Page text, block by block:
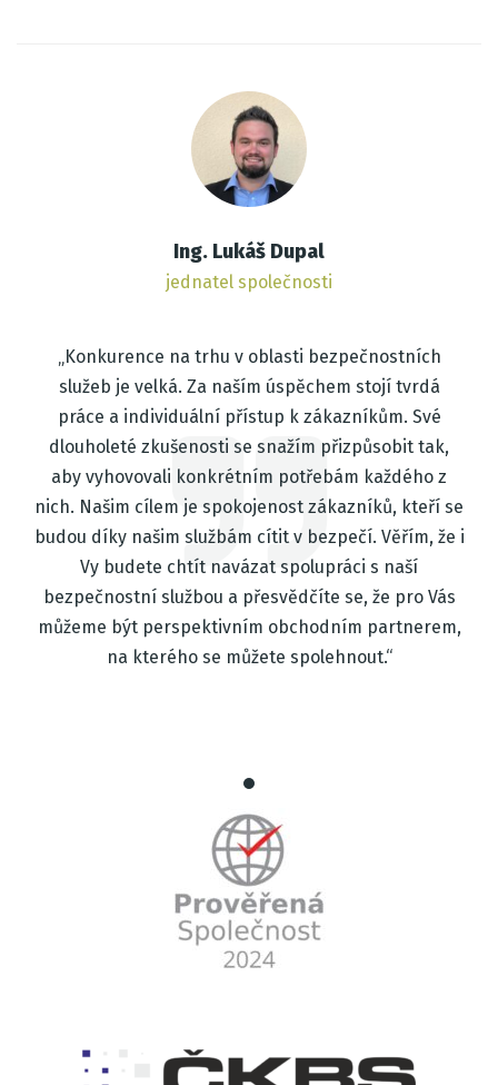
Ing. Lukáš Dupal
jednatel společnosti
„Konkurence na trhu v oblasti bezpečnostních
služeb je velká. Za naším úspěchem stojí tvrdá
práce a individuální přístup k zákazníkům. Své
dlouholeté zkušenosti se snažím přizpůsobit tak,
aby vyhovovali konkrétním potřebám každého z
nich. Našim cílem je spokojenost zákazníků, kteří se
budou díky našim službám cítit v bezpečí. Věřím, že i
Vy budete chtít navázat spolupráci s naší
bezpečnostní službou a přesvědčíte se, že pro Vás
můžeme být perspektivním obchodním partnerem,
na kterého se můžete spolehnout.“